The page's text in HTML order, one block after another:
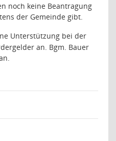
noch keine Beantragung
der Gemeinde gibt.
Unterstützung bei der
an. Bgm. Bauer